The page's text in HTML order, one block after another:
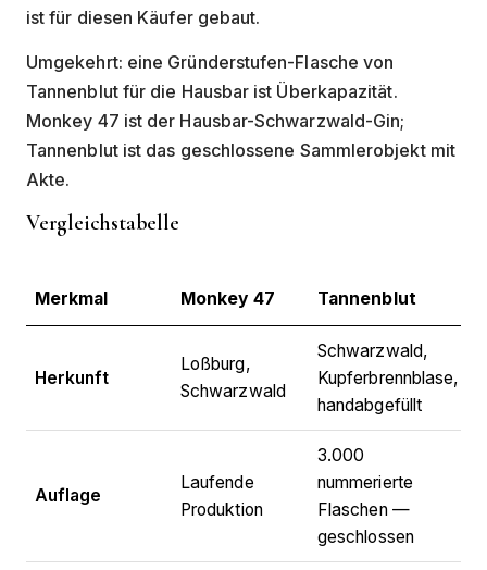
ist für diesen Käufer gebaut.
Umgekehrt: eine Gründerstufen-Flasche von
Tannenblut für die Hausbar ist Überkapazität.
Monkey 47 ist der Hausbar-Schwarzwald-Gin;
Tannenblut ist das geschlossene Sammlerobjekt mit
Akte.
Vergleichstabelle
Merkmal Monkey 47 Tannenblut
Herkunft
Loßburg,
Schwarzwald
Schwarzwald,
Kupferbrennblase,
handabgefüllt
Auflage
Laufende
Produktion
3.000
nummerierte
Flaschen —
geschlossen